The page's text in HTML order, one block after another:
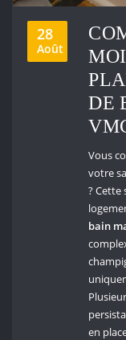
28
Août
DE
Vous
votre
?
bain
en